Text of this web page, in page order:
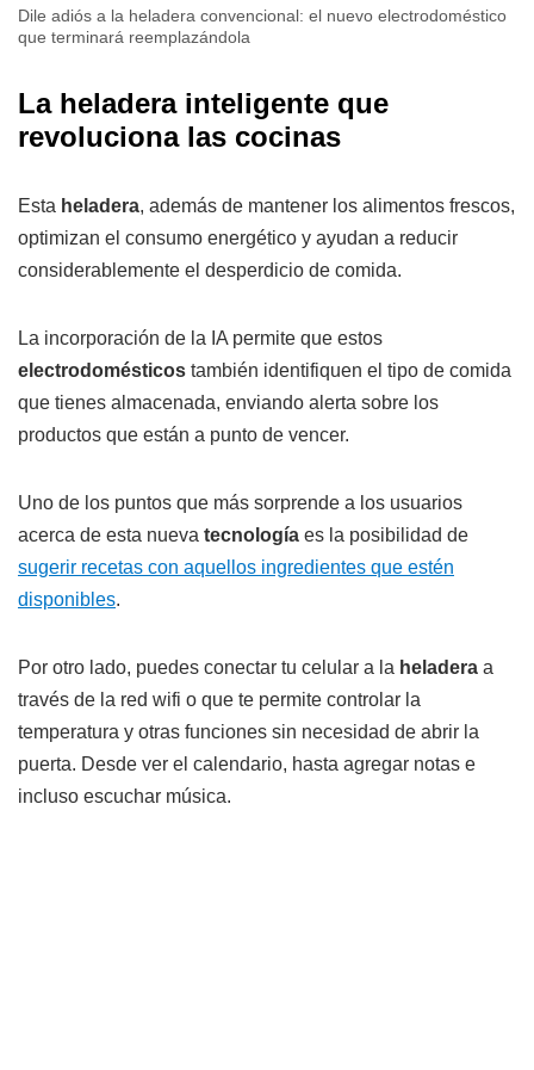
Dile adiós a la heladera convencional: el nuevo electrodoméstico
que terminará reemplazándola
La heladera inteligente que
revoluciona las cocinas
Esta heladera, además de mantener los alimentos frescos,
optimizan el consumo energético y ayudan a reducir
considerablemente el desperdicio de comida.
La incorporación de la IA permite que estos
electrodomésticos también identifiquen el tipo de comida
que tienes almacenada, enviando alerta sobre los
productos que están a punto de vencer.
Uno de los puntos que más sorprende a los usuarios
acerca de esta nueva tecnología es la posibilidad de
sugerir recetas con aquellos ingredientes que estén
disponibles.
Por otro lado, puedes conectar tu celular a la heladera a
través de la red wifi o que te permite controlar la
temperatura y otras funciones sin necesidad de abrir la
puerta. Desde ver el calendario, hasta agregar notas e
incluso escuchar música.